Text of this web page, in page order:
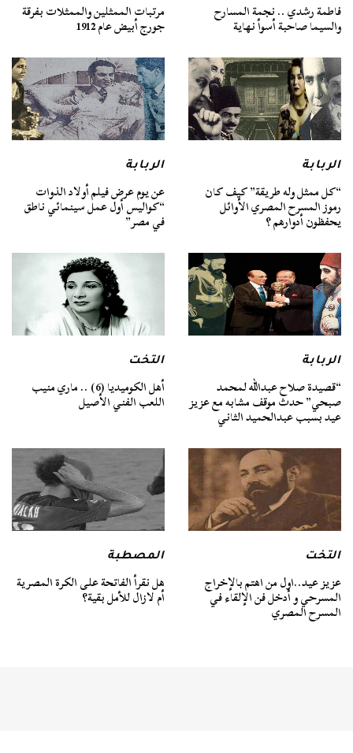
فاطمة رشدي .. نجمة المسارح
والسيما صاحبة أسوأ نهاية
مرتبات الممثلين والممثلات بفرقة
جورج أبيض عام 1912
الربابة
“كل ممثل وله طريقة” كيف كان
رموز المسرح المصري الأوائل
يحفظون أدوارهم ؟
الربابة
عن يوم عرض فيلم أولاد الذوات
“كواليس أول عمل سينمائي ناطق
في مصر”
الربابة
“قصيدة صلاح عبدالله لمحمد
صبحي” حدث موقف مشابه مع عزيز
عيد بسبب عبدالحميد الثاني
التخت
أهل الكوميديا (6) .. ماري منيب
اللعب الفني الأصيل
التخت
عزيز عيد..اول من اهتم بالإخراج
المسرحي و أدخل فن الإلقاء في
المسرح المصري
المصطبة
هل نقرأ الفاتحة على الكرة المصرية
أم لازال للأمل بقية؟